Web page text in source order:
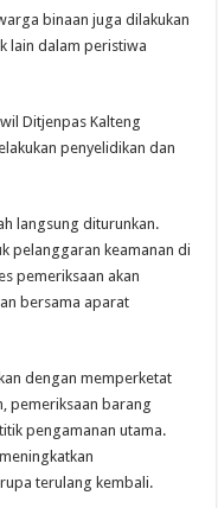
binaan juga dilakukan
lain dalam peristiwa
Ditjenpas Kalteng
penyelidikan dan
langsung diturunkan.
pelanggaran keamanan di
pemeriksaan akan
bersama aparat
dengan memperketat
pemeriksaan barang
pengamanan utama.
terulang kembali.